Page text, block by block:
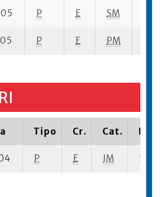
P E SM
P E PM
Tipo Cr. Cat.
P E JM 3 su-